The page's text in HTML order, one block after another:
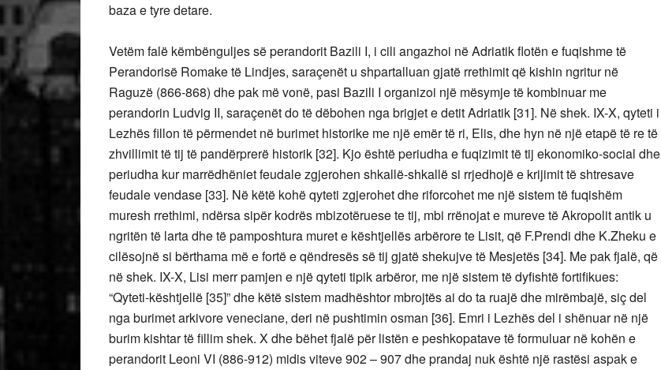
baza e tyre detare.
Vetëm falë këmbënguljes së perandorit Bazili I, i cili angazhoi në Adriatik flotën e fuqishme të
Perandorisë Romake të Lindjes, saraçenët u shpartalluan gjatë rrethimit që kishin ngritur në
Raguzë (866-868) dhe pak më vonë, pasi Bazili I organizoi një mësymje të kombinuar me
perandorin Ludvig II, saraçenët do të dëbohen nga brigjet e detit Adriatik [31]. Në shek. IX-X, qyteti i
Lezhës fillon të përmendet në burimet historike me një emër të ri, Elis, dhe hyn në një etapë të re të
zhvillimit të tij të pandërprerë historik [32]. Kjo është periudha e fuqizimit të tij ekonomiko-social dhe
periudha kur marrëdhëniet feudale zgjerohen shkallë-shkallë si rrjedhojë e krijimit të shtresave
feudale vendase [33]. Në këtë kohë qyteti zgjerohet dhe riforcohet me një sistem të fuqishëm
muresh rrethimi, ndërsa sipër kodrës mbizotëruese te tij, mbi rrënojat e mureve të Akropolit antik u
ngritën të larta dhe të pamposhtura muret e kështjellës arbërore te Lisit, që F.Prendi dhe K.Zheku e
cilësojnë si bërthama më e fortë e qëndresës së tij gjatë shekujve të Mesjetës [34]. Me pak fjalë, që
në shek. IX-X, Lisi merr pamjen e një qyteti tipik arbëror, me një sistem të dyfishtë fortifikues:
“Qyteti-kështjellë [35]” dhe këtë sistem madhështor mbrojtës ai do ta ruajë dhe mirëmbajë, siç del
nga burimet arkivore veneciane, deri në pushtimin osman [36]. Emri i Lezhës del i shënuar në një
burim kishtar të fillim shek. X dhe bëhet fjalë për listën e peshkopatave të formuluar në kohën e
perandorit Leoni VI (886-912) midis viteve 902 – 907 dhe prandaj nuk është një rastësi aspak e